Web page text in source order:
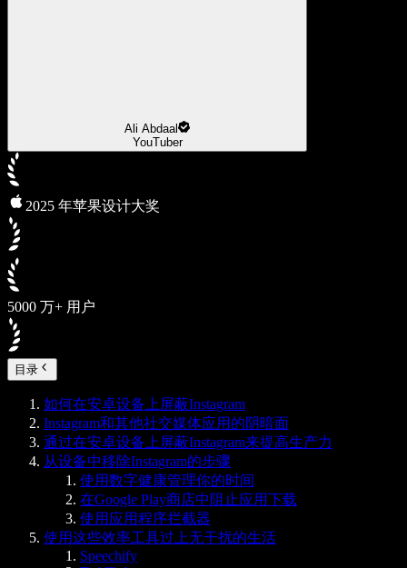
Ali Abdaal
YouTuber
2025 年苹果设计大奖
5000 万+ 用户
目录
如何在安卓设备上屏蔽Instagram
Instagram和其他社交媒体应用的阴暗面
通过在安卓设备上屏蔽Instagram来提高生产力
从设备中移除Instagram的步骤
使用数字健康管理你的时间
在Google Play商店中阻止应用下载
使用应用程序拦截器
使用这些效率工具过上无干扰的生活
Speechify